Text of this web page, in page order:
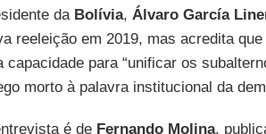
da Bolívia, Álvaro García
reeleição em 2019, mas acredita
capacidade para “unificar os
morto à palavra institucional da
é de Fernando Molina,